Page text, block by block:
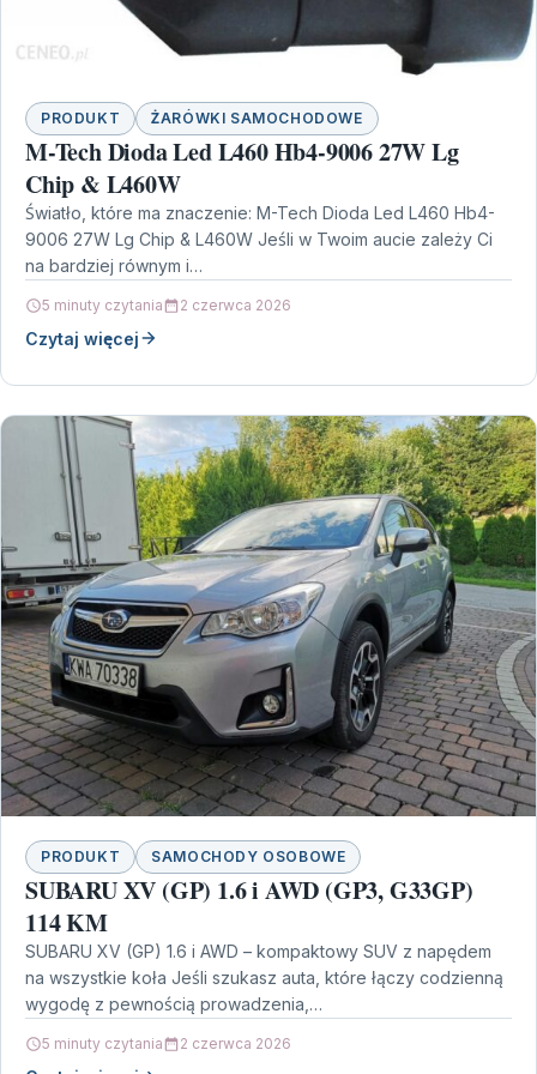
PRODUKT ŻARÓWKI SAMOCHODOWE
M-Tech Dioda Led L460 Hb4-9006 27W Lg
Chip & L460W
Światło, które ma znaczenie: M-Tech Dioda Led L460 Hb4-
9006 27W Lg Chip & L460W Jeśli w Twoim aucie zależy Ci
na bardziej równym i…
5 minuty czytania 2 czerwca 2026
Czytaj więcej
PRODUKT SAMOCHODY OSOBOWE
SUBARU XV (GP) 1.6 i AWD (GP3, G33GP)
114 KM
SUBARU XV (GP) 1.6 i AWD – kompaktowy SUV z napędem
na wszystkie koła Jeśli szukasz auta, które łączy codzienną
wygodę z pewnością prowadzenia,…
5 minuty czytania 2 czerwca 2026